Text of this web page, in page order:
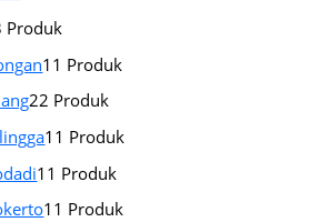
Produk
1 1 Produk
22 Produk
1 1 Produk
1 1 Produk
1 1 Produk